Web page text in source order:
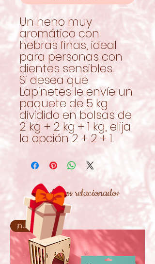
Un heno muy
aromático con
hebras finas, ideal
para personas con
dientes sensibles.
Si desea que
Lapinetes le envíe un
paquete de 5 kg
dividido en bolsas de
2 kg + 2 kg + 1 kg, elija
la opción 2 + 2 + 1.
Productos relacionados
¡nuevo!